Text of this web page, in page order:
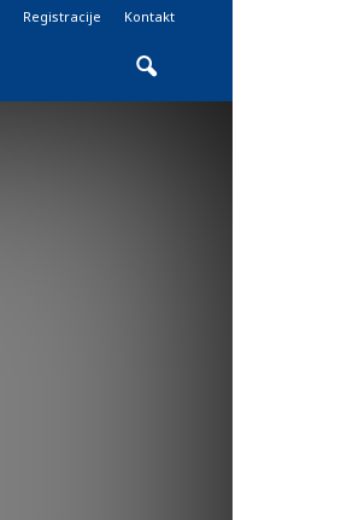
Registracije Kontakt